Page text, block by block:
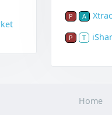
P A
P T
Home